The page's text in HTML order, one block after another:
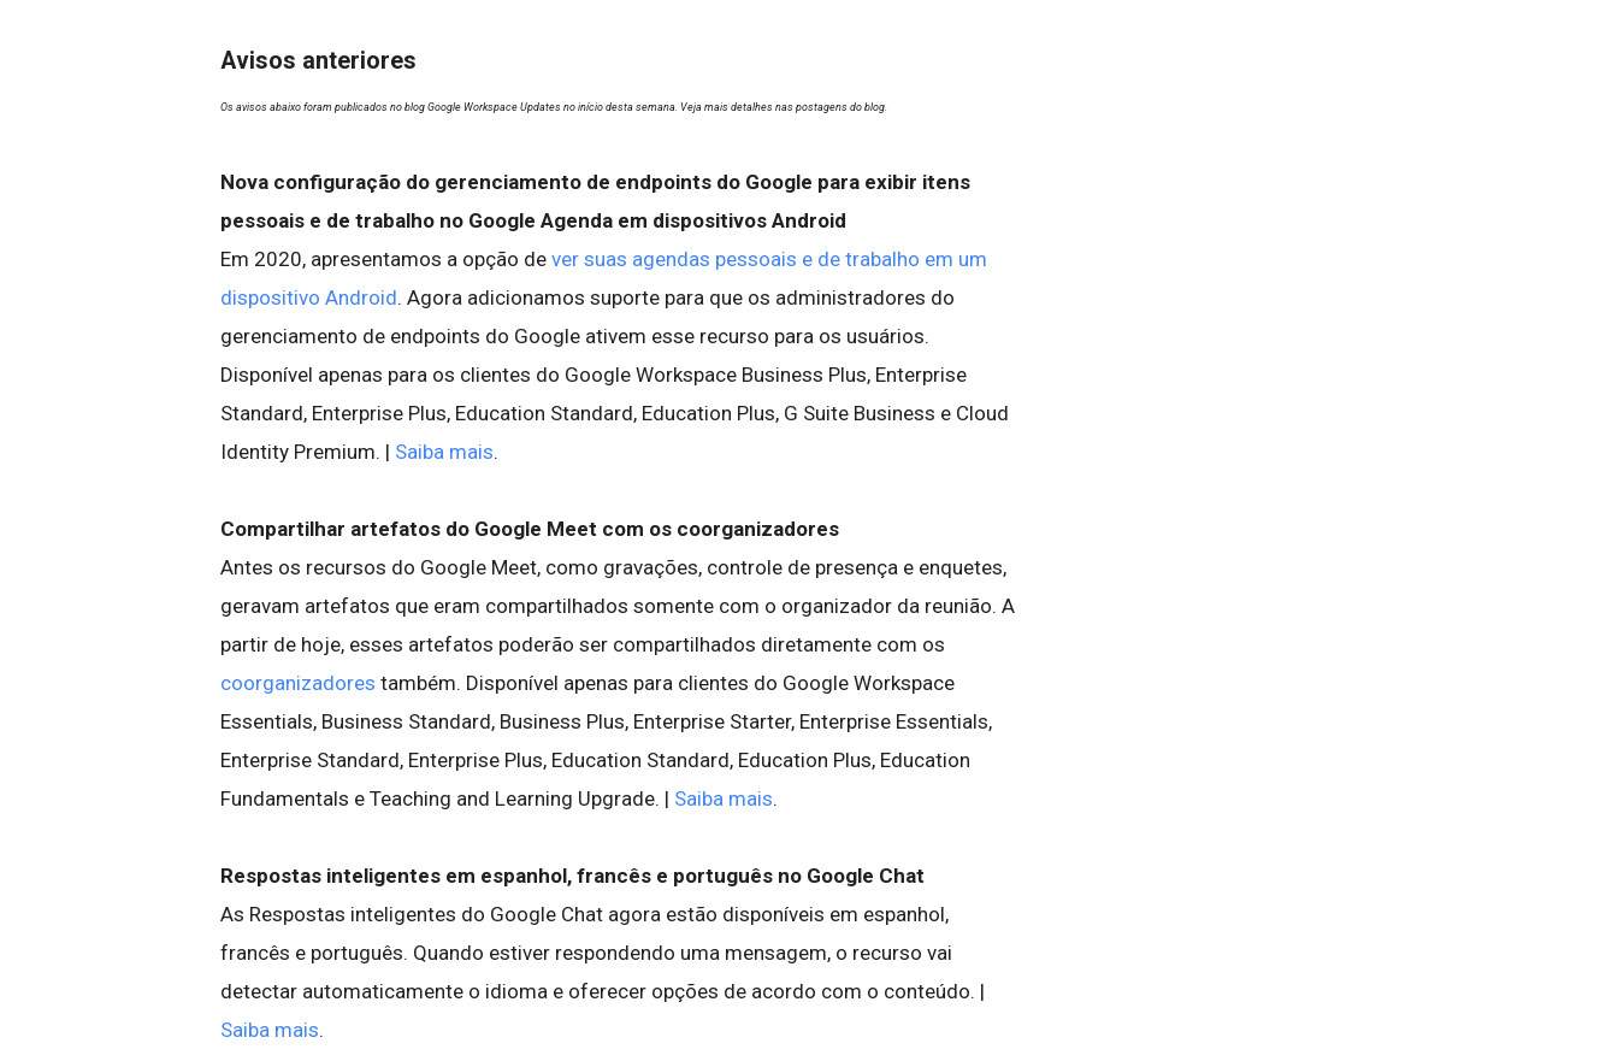
Avisos anteriores
Os avisos abaixo foram publicados no blog Google Workspace Updates no início desta semana. Veja mais detalhes nas postagens do blog.
Nova configuração do gerenciamento de endpoints do Google para exibir itens
pessoais e de trabalho no Google Agenda em dispositivos Android
Em 2020, apresentamos a opção de ver suas agendas pessoais e de trabalho em um
dispositivo Android. Agora adicionamos suporte para que os administradores do
gerenciamento de endpoints do Google ativem esse recurso para os usuários.
Disponível apenas para os clientes do Google Workspace Business Plus, Enterprise
Standard, Enterprise Plus, Education Standard, Education Plus, G Suite Business e Cloud
Identity Premium. | Saiba mais.
Compartilhar artefatos do Google Meet com os coorganizadores
Antes os recursos do Google Meet, como gravações, controle de presença e enquetes,
geravam artefatos que eram compartilhados somente com o organizador da reunião. A
partir de hoje, esses artefatos poderão ser compartilhados diretamente com os
coorganizadores também. Disponível apenas para clientes do Google Workspace
Essentials, Business Standard, Business Plus, Enterprise Starter, Enterprise Essentials,
Enterprise Standard, Enterprise Plus, Education Standard, Education Plus, Education
Fundamentals e Teaching and Learning Upgrade. | Saiba mais.
Respostas inteligentes em espanhol, francês e português no Google Chat
As Respostas inteligentes do Google Chat agora estão disponíveis em espanhol,
francês e português. Quando estiver respondendo uma mensagem, o recurso vai
detectar automaticamente o idioma e oferecer opções de acordo com o conteúdo. |
Saiba mais.